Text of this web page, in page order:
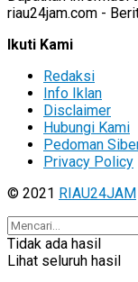
riau24jam.com -
Ikuti Kami
Redaksi
Info Iklan
Disclaimer
Hubungi Kami
Pedoman
Privacy Policy
© 2021 RIAU24JAM
Tidak ada hasil
Lihat seluruh hasil